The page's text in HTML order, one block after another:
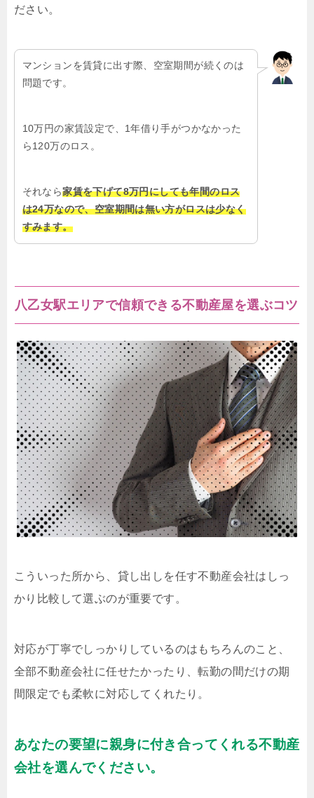
ださい。
マンションを賃貸に出す際、空室期間が続くのは
問題です。
10万円の家賃設定で、1年借り手がつかなかった
ら120万のロス。
それなら家賃を下げて8万円にしても年間のロス
は24万なので、空室期間は無い方がロスは少なく
すみます。
八乙女駅エリアで信頼できる不動産屋を選ぶコツ
こういった所から、貸し出しを任す不動産会社はしっ
かり比較して選ぶのが重要です。
対応が丁寧でしっかりしているのはもちろんのこと、
全部不動産会社に任せたかったり、転勤の間だけの期
間限定でも柔軟に対応してくれたり。
あなたの要望に親身に付き合ってくれる不動産
会社を選んでください。